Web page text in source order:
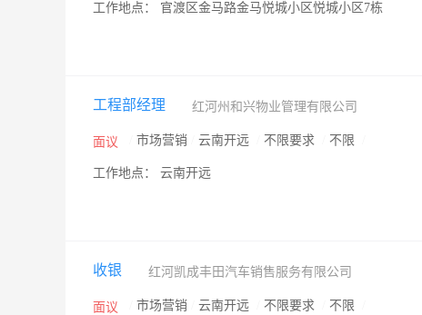
工作地点： 官渡区金马路金马悦城小区悦城小区7栋
工程部经理 红河州和兴物业管理有限公司
面议 市场营销 云南开远 不限要求 不限
工作地点： 云南开远
收银 红河凯成丰田汽车销售服务有限公司
面议 市场营销 云南开远 不限要求 不限